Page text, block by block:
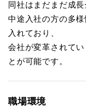
同社はまだまだ成長
中途入社の方の多
入れており、
会社が変革されて
とが可能です。
職場環境